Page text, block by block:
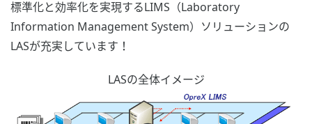
標準化と効率化を実現するLIMS（Laboratory
Information Management System）ソリューションの
LASが充実しています！
LASの全体イメージ